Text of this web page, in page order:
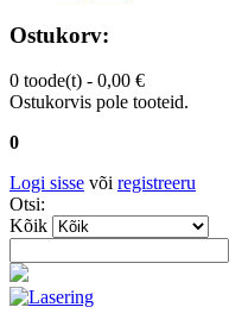
Ostukorv:
0 toode(t) - 0,00 €
Ostukorvis pole tooteid.
0
Logi sisse või registreeru
Otsi:
Kõik